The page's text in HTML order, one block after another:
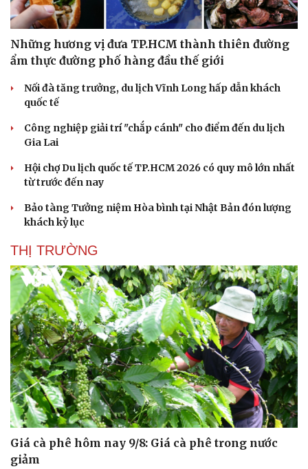
Sức khỏe
Dinh dưỡng - món ngon
Cây thuốc
Nhi khoa
Nam khoa
Làm đẹp - giảm cân
Phòng mạch online
Đời sống
Nhà đẹp
Blog
Những hương vị đưa TP.HCM thành thiên đường
ẩm thực đường phố hàng đầu thế giới
Nối đà tăng trưởng, du lịch Vĩnh Long hấp dẫn khách
quốc tế
Công nghiệp giải trí "chắp cánh" cho điểm đến du lịch
Gia Lai
Hội chợ Du lịch quốc tế TP.HCM 2026 có quy mô lớn nhất
từ trước đến nay
Bảo tàng Tưởng niệm Hòa bình tại Nhật Bản đón lượng
khách kỷ lục
THỊ TRƯỜNG
Giá cà phê hôm nay 9/8: Giá cà phê trong nước
giảm